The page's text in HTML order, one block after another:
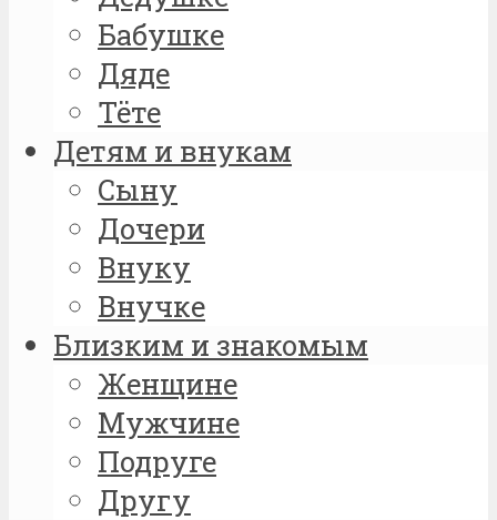
Бабушке
Дяде
Тёте
Детям и внукам
Сыну
Дочери
Внуку
Внучке
Близким и знакомым
Женщине
Мужчине
Подруге
Другу